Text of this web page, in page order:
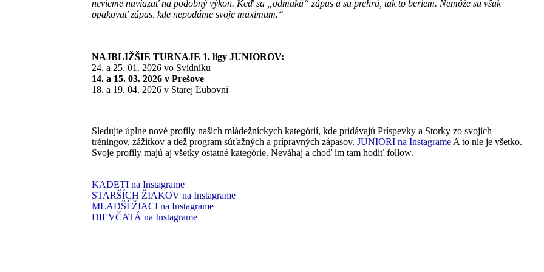
nevieme naviazať na podobný výkon. Keď sa „odmaká“ zápas a sa prehrá, tak to beriem. Nemôže sa však
opakovať zápas, kde nepodáme svoje maximum.“
NAJBLIŽŠIE TURNAJE 1. ligy JUNIOROV:
24. a 25. 01. 2026 vo Svidníku
14. a 15. 03. 2026 v Prešove
18. a 19. 04. 2026 v Starej Ľubovni
Sledujte úplne nové profily našich mládežníckych kategórií, kde pridávajú Príspevky a Storky zo svojich
tréningov, zážitkov a tiež program súťažných a prípravných zápasov. JUNIORI na InstagrameA to nie je všetko.
Svoje profily majú aj všetky ostatné kategórie. Neváhaj a choď im tam hodiť follow.
KADETI na Instagrame
STARŠÍCH ŽIAKOV na Instagrame
MLADŠÍ ŽIACI na Instagrame
DIEVČATÁ na Instagrame